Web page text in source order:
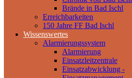
Brände in Bad Ischl
Erreichbarkeiten
150 Jahre FF Bad Ischl
Wissenswertes
Alarmierungssystem
Alarmierung
Einsatzleitzentrale
Einsatzabwicklung -